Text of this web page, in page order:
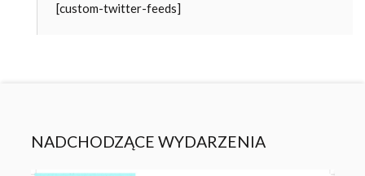
[custom-twitter-feeds]
NADCHODZĄCE WYDARZENIA